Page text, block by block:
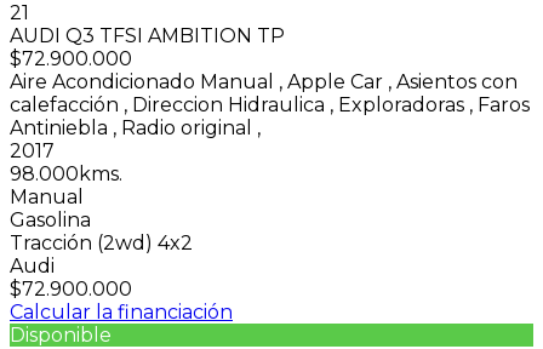
21
AUDI Q3 TFSI AMBITION TP
$72.900.000
Aire Acondicionado Manual , Apple Car , Asientos con
calefacción , Direccion Hidraulica , Exploradoras , Faros
Antiniebla , Radio original ,
2017
98.000kms.
Manual
Gasolina
Tracción (2wd) 4x2
Audi
$72.900.000
Calcular la financiación
Disponible